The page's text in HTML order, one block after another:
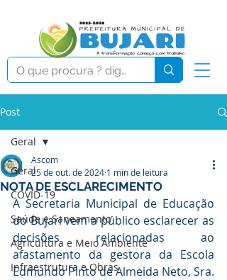
Post
Geral
COVID-19
Saúde e Saneamento
Agricultura e Meio Ambiente
Infraestrutura e Obras
Geral
NOTA DE ESCLARECIMENTO
Ascom
25 de out. de 2024 1 min de leitura
A Secretaria Municipal de Educação
do Bujari vem a público esclarecer as
decisões relacionadas ao
afastamento da gestora da Escola
Edmundo Pinto de Almeida Neto, Sra.